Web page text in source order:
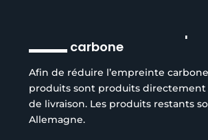
carbone
Afin de réduire l’empreinte
produits sont produits directement
de livraison. Les produits restants
Allemagne.